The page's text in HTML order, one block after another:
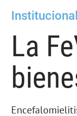
Institucional
La